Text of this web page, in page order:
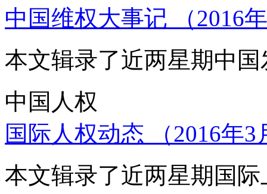
中国维权大事记 （2016
本文辑录了近两星期中
中国人权
国际人权动态 （2016年
本文辑录了近两星期国